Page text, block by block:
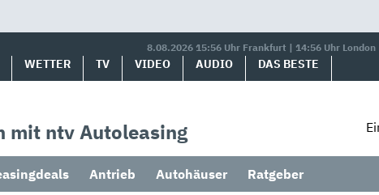
8.08.2026 15:56 Uhr Frankfurt | 14:56 Uhr
WETTER TV VIDEO AUDIO DAS BESTE
mit ntv Autoleasing
Antrieb Autohäuser Ratgeber